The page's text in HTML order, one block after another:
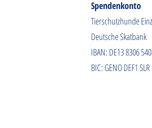
Spendenkonto
Tierschutzhunde
Deutsche Skatbank
IBAN: DE13 8306
BIC: GENO DEF1 SLR